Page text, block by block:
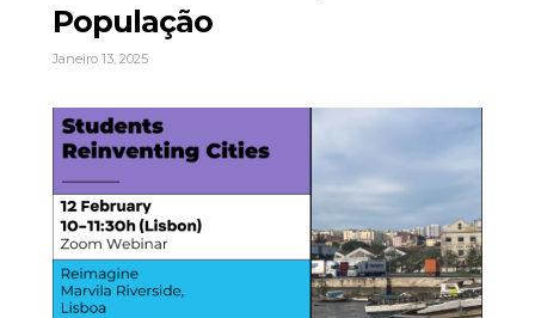
População
Janeiro 13, 2025